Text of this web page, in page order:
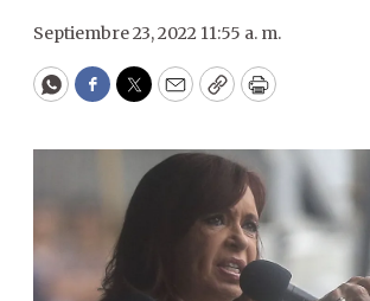
Septiembre 23, 2022 11:55 a. m.
WhatsApp
Facebook
Twitter
EmailCopyPrint